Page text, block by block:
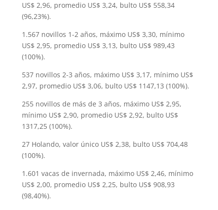
US$ 2,96, promedio US$ 3,24, bulto US$ 558,34
(96,23%).
1.567 novillos 1-2 años, máximo US$ 3,30, mínimo
US$ 2,95, promedio US$ 3,13, bulto US$ 989,43
(100%).
537 novillos 2-3 años, máximo US$ 3,17, mínimo US$
2,97, promedio US$ 3,06, bulto US$ 1147,13 (100%).
255 novillos de más de 3 años, máximo US$ 2,95,
mínimo US$ 2,90, promedio US$ 2,92, bulto US$
1317,25 (100%).
27 Holando, valor único US$ 2,38, bulto US$ 704,48
(100%).
1.601 vacas de invernada, máximo US$ 2,46, mínimo
US$ 2,00, promedio US$ 2,25, bulto US$ 908,93
(98,40%).